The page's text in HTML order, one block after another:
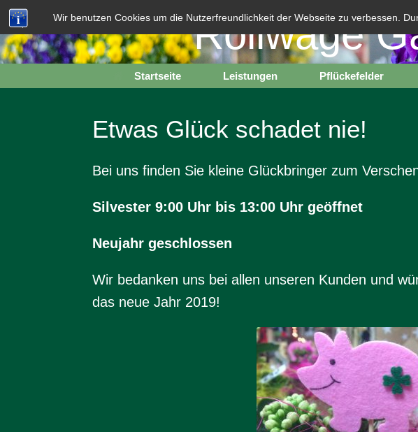
Wir benutzen Cookies um die Nutzerfreundlichkeit der Webseite zu verbessen.
Zum
Inhalt
springen
Rollwage
Startseite Leistungen Pflückefelder
Etwas Glück schadet nie!
Bei uns finden Sie kleine Glückbringer zum
Silvester 9:00 Uhr bis 13:00 Uhr geöffnet
Neujahr geschlossen
Wir bedanken uns bei allen unseren Kunden und
das neue Jahr 2019!